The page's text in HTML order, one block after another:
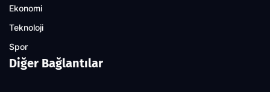
Ekonomi
Teknoloji
Spor
Diğer Bağlantılar